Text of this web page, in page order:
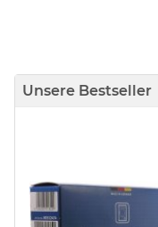
Unsere Bestseller